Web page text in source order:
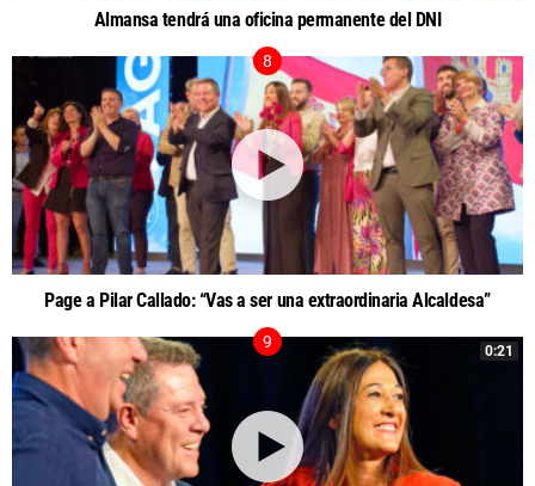
Almansa tendrá una oficina permanente del DNI
Page a Pilar Callado: “Vas a ser una extraordinaria Alcaldesa”
0:21